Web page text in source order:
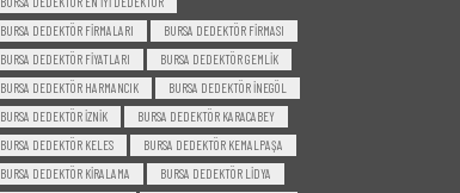
BURSA DEDEKTÖR FIRMALARI
BURSA DEDEKTÖR FIRMASI
BURSA DEDEKTÖR FIYATLARI
BURSA DEDEKTÖR GEMLIK
BURSA DEDEKTÖR HARMANCIK
BURSA DEDEKTÖR INEGÖL
BURSA DEDEKTÖR IZNIK
BURSA DEDEKTÖR KARACABEY
BURSA DEDEKTÖR KELES
BURSA DEDEKTÖR KEMALPAŞA
BURSA DEDEKTÖR KIRALAMA
BURSA DEDEKTÖR LIDYA